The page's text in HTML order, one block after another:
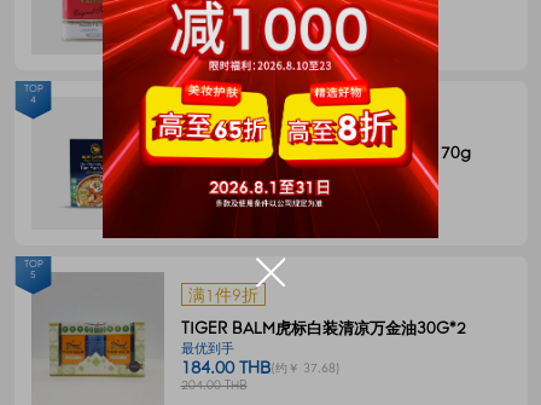
144.00 THB(约￥ 29.49)
180.00 THB
满1件8折
BLUE ELEPHANT 冬阴功一体式汤料 70g
55.00 THB(约￥ 11.27)
68.00 THB
TOP
4
满1件9折
TIGER BALM虎标白装清凉万金油30G*2
最优到手
184.00 THB(约￥ 37.68)
204.00 THB
TOP
5